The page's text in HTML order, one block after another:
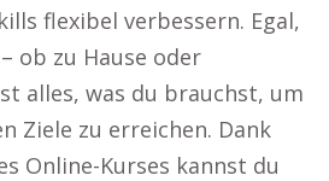
flexibel verbessern. Egal,
ob zu Hause oder
alles, was du brauchst, um
Ziele zu erreichen. Dank
Online-Kurses kannst du